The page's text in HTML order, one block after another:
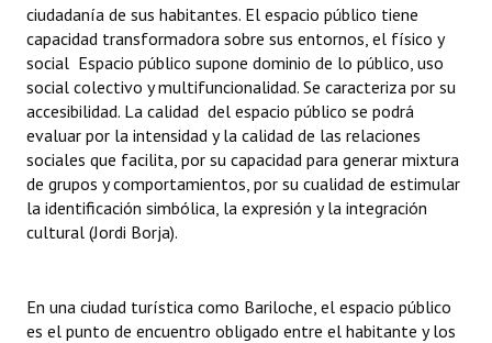
ciudadanía de sus habitantes. El espacio público tiene
capacidad transformadora sobre sus entornos, el físico y
social Espacio público supone dominio de lo público, uso
social colectivo y multifuncionalidad. Se caracteriza por su
accesibilidad. La calidad del espacio público se podrá
evaluar por la intensidad y la calidad de las relaciones
sociales que facilita, por su capacidad para generar mixtura
de grupos y comportamientos, por su cualidad de estimular
la identificación simbólica, la expresión y la integración
cultural (Jordi Borja).
En una ciudad turística como Bariloche, el espacio público
es el punto de encuentro obligado entre el habitante y los